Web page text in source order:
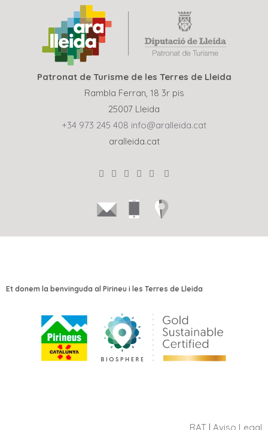
Patronat de Turisme de les Terres de Lleida
Rambla Ferran, 18 3r pis
25007 Lleida
+34 973 245 408 info@aralleida.cat
aralleida.cat
Et donem la benvinguda al Pirineu i les Terres de Lleida
RAT | Aviso Legal